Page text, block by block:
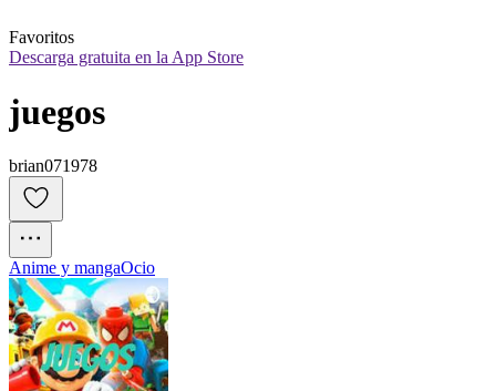
Favoritos
Descarga gratuita en la App Store
juegos
brian071978
Anime y mangaOcio